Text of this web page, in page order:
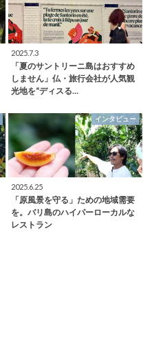
2025.7.3
「夏のサントリーニ島はおすすめ
しません」仏・旅行会社が人気観
光地を“ディスる…
インタビュー
2025.6.25
「原風景を守る」ための地域需要
を。バリ島のハイパーローカルな
レストラン